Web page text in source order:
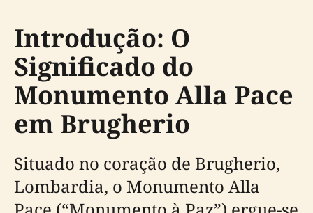
Introdução: O
Significado do
Monumento Alla Pace
em Brugherio
Situado no coração de Brugherio,
Lombardia, o Monumento Alla